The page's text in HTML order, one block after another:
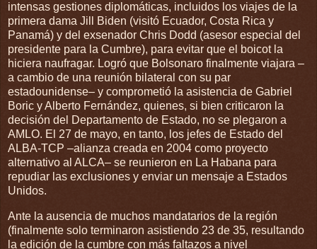
intensas gestiones diplomáticas, incluidos los viajes de la
primera dama Jill Biden (visitó Ecuador, Costa Rica y
Panamá) y del exsenador Chris Dodd (asesor especial del
presidente para la Cumbre), para evitar que el boicot la
hiciera naufragar. Logró que Bolsonaro finalmente viajara –
a cambio de una reunión bilateral con su par
estadounidense– y comprometió la asistencia de Gabriel
Boric y Alberto Fernández, quienes, si bien criticaron la
decisión del Departamento de Estado, no se plegaron a
AMLO. El 27 de mayo, en tanto, los jefes de Estado del
ALBA-TCP –alianza creada en 2004 como proyecto
alternativo al ALCA– se reunieron en La Habana para
repudiar las exclusiones y enviar un mensaje a Estados
Unidos.
Ante la ausencia de muchos mandatarios de la región
(finalmente solo terminaron asistiendo 23 de 35, resultando
la edición de la cumbre con más faltazos a nivel